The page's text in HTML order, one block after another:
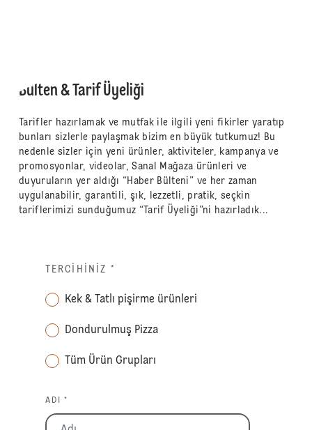
Bülten & Tarif Üyeliği
Tarifler hazırlamak ve mutfak ile ilgili yeni fikirler yaratıp
bunları sizlerle paylaşmak bizim en büyük tutkumuz! Bu
nedenle sizler için yeni ürünler, aktiviteler, kampanya ve
promosyonlar, videolar, Sanal Mağaza ürünleri ve
duyuruların yer aldığı “Haber Bülteni” ve her zaman
uygulanabilir, garantili, şık, lezzetli, pratik, seçkin
tariflerimizi sunduğumuz “Tarif Üyeliği”ni hazırladık...
TERCIHINIZ *
Kek & Tatlı pişirme ürünleri
Dondurulmuş Pizza
Tüm Ürün Grupları
ADI *